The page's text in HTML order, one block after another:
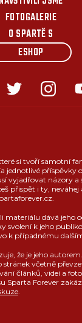
FOTOGALERIE
O SPARTĚ S
ESHOP
si tvoří samotní
jednotlivé příspěvky
vyjadřovat názory a
přispět i ty,
materiálu dává jeho
svolení k jeho
k případnému
že je jeho
včetně
článků, videí a
Sparta Forever
.